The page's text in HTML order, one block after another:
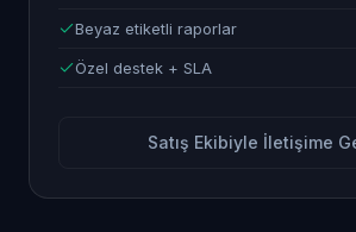
Beyaz etiketli raporlar
Özel destek + SLA
Satış Ekibiyle İletişime